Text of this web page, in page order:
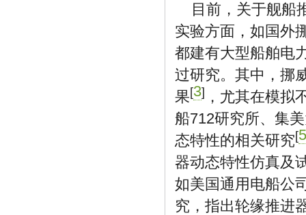
目前，关于舰船
实验方面，如国外
都建有大型船舶电
过研究。其中，挪
果[3] ，尤其在模拟
船712研究所、集
态特性的相关研究[5
器动态特性仿真及
如美国通用电船公
究，指出轮缘推进